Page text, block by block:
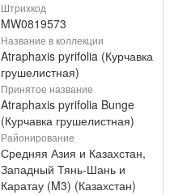
Штрихкод
MW0819573
Название в коллекции
Atraphaxis pyrifolia (Курчавка
грушелистная)
Принятое название
Atraphaxis pyrifolia Bunge
(Курчавка грушелистная)
Районирование
Средняя Азия и Казахстан,
Западный Тянь-Шань и
Каратау (M3) (Казахстан)